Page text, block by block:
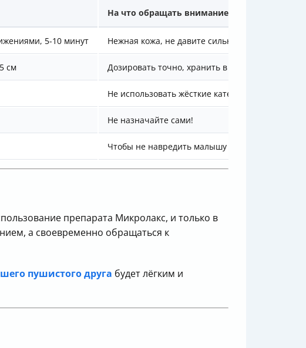
На что обращать внимание
5-10 минут Нежная кожа, не давите сильно
см Дозировать точно, хранить в холодильнике
Не использовать жёсткие катетеры!
Не назначайте сами!
Чтобы не навредить малышу
препарата Микролакс, и только в
а своевременно обращаться к
пушистого друга будет лёгким и